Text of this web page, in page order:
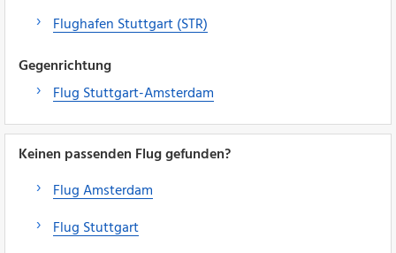
Flughafen Stuttgart (STR)
Gegenrichtung
Flug Stuttgart-Amsterdam
Keinen passenden Flug gefunden?
Flug Amsterdam
Flug Stuttgart